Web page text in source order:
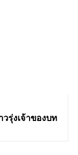
วรุ่งเจ้าของบท